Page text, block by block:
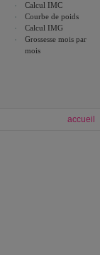
Calcul IMC
Courbe de poids
Calcul IMG
Grossesse mois par
mois
accueil